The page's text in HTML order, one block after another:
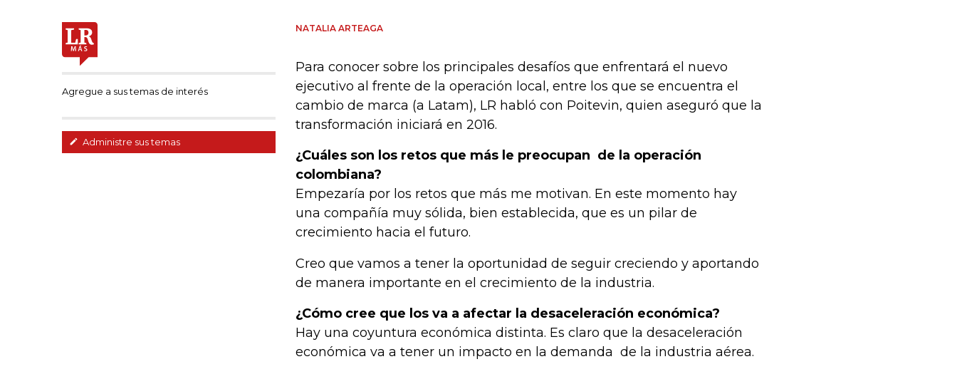
Agregue a sus temas de interés
Administre sus temas
NATALIA ARTEAGA
Para conocer sobre los principales desafíos que enfrentará el nuevo
ejecutivo al frente de la operación local, entre los que se encuentra el
cambio de marca (a Latam), LR habló con Poitevin, quien aseguró que la
transformación iniciará en 2016.
¿Cuáles son los retos que más le preocupan de la operación
colombiana?
Empezaría por los retos que más me motivan. En este momento hay
una compañía muy sólida, bien establecida, que es un pilar de
crecimiento hacia el futuro.
Creo que vamos a tener la oportunidad de seguir creciendo y aportando
de manera importante en el crecimiento de la industria.
¿Cómo cree que los va a afectar la desaceleración económica?
Hay una coyuntura económica distinta. Es claro que la desaceleración
económica va a tener un impacto en la demanda de la industria aérea.